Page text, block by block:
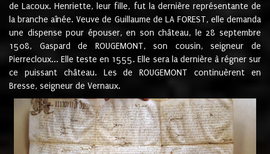
de Lacoux. Henriette, leur fille, fut la dernière représentante de
la branche aînée. Veuve de Guillaume de LA FOREST, elle demanda
une dispense pour épouser, en son château, le 28 septembre
1508, Gaspard de ROUGEMONT, son cousin, seigneur de
Pierrecloux... Elle teste en 1555. Elle sera la dernière à régner sur
ce puissant château. Les de ROUGEMONT continuèrent en
Bresse, seigneur de Vernaux.